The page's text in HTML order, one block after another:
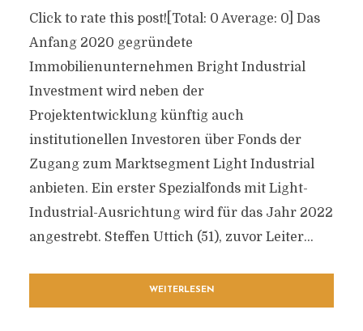
Click to rate this post![Total: 0 Average: 0] Das
Anfang 2020 gegründete
Immobilienunternehmen Bright Industrial
Investment wird neben der
Projektentwicklung künftig auch
institutionellen Investoren über Fonds der
Zugang zum Marktsegment Light Industrial
anbieten. Ein erster Spezialfonds mit Light-
Industrial-Ausrichtung wird für das Jahr 2022
angestrebt. Steffen Uttich (51), zuvor Leiter...
WEITERLESEN